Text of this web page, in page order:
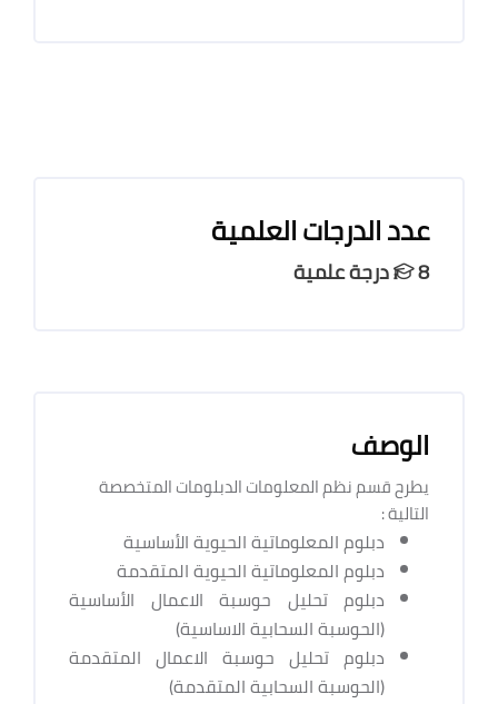
عدد الدرجات العلمية
8 درجة علمية
الوصف
يطرح قسم نظم المعلومات الدبلومات المتخصصة
التالية :
دبلوم المعلوماتية الحيوية الأساسية
دبلوم المعلوماتية الحيوية المتقدمة
دبلوم تحليل حوسبة الاعمال الأساسية
(الحوسبة السحابية الاساسية)
دبلوم تحليل حوسبة الاعمال المتقدمة
(الحوسبة السحابية المتقدمة)